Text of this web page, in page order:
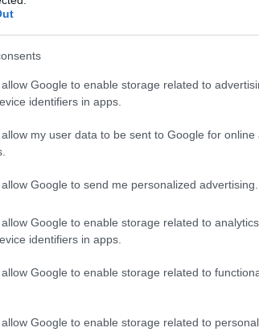
Google to enable storage related to
identifiers in apps.
my user data to be sent to Google for online
Google to send me personalized advertising.
Google to enable storage related to
identifiers in apps.
Google to enable storage related to
Google to enable storage related to